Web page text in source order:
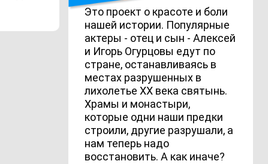
Это проект о красоте и боли
нашей истории. Популярные
актеры - отец и сын - Алексей
и Игорь Огурцовы едут по
стране, останавливаясь в
местах разрушенных в
лихолетье ХХ века святынь.
Храмы и монастыри,
которые одни наши предки
строили, другие разрушали, а
нам теперь надо
восстановить. А как иначе?